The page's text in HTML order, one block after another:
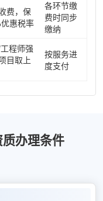
费，保
惠税率
各环节缴
费时同步
缴纳
程师强
目取上
按服务进
度支付
办理条件